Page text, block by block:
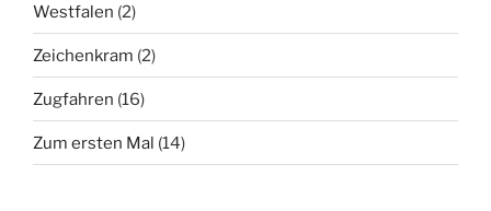
Westfalen (2)
Zeichenkram (2)
Zugfahren (16)
Zum ersten Mal (14)